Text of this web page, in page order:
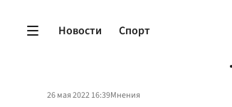
Новости Спорт
26 мая 2022 16:39Мнения